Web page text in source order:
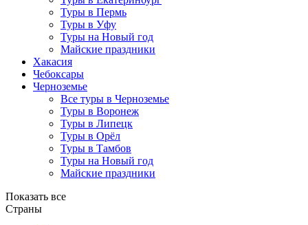
Туры в Пермь
Туры в Уфу
Туры на Новый год
Майские праздники
Хакасия
Чебоксары
Черноземье
Все туры в Черноземье
Туры в Воронеж
Туры в Липецк
Туры в Орёл
Туры в Тамбов
Туры на Новый год
Майские праздники
Показать все
Страны